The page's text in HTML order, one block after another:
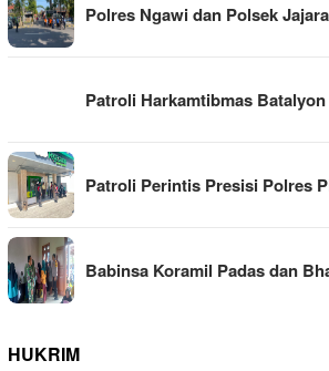
Polres Ngawi dan Polsek
Patroli Harkamtibmas
Patroli Perintis Presisi Polres
Babinsa Koramil Padas dan
HUKRIM